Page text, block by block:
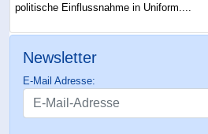
politische Einflussnahme in Uniform....
Newsletter
E-Mail Adresse: